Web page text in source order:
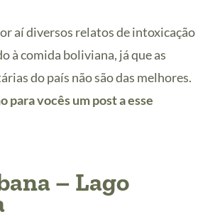
aí diversos relatos de intoxicação
à comida boliviana, já que as
do país não são das melhores.
para vocês um post a esse
– Lago